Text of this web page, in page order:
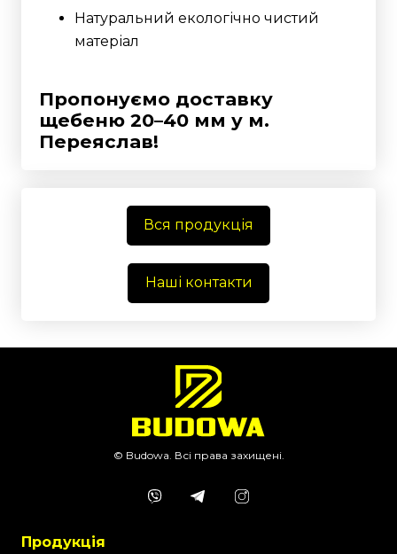
Натуральний екологічно чистий
матеріал
Пропонуємо доставку
щебеню 20–40 мм у м.
Переяслав!
Вся продукція
Наші контакти
© Budowa. Всі права захищені.
Продукція